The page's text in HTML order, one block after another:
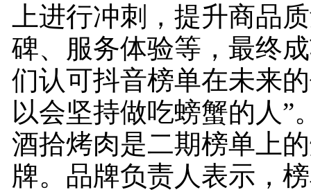
上进行冲刺，提升商品
碑、服务体验等，最终
们认可抖音榜单在未来
以会坚持做吃螃蟹的人”
酒拾烤肉是二期榜单上
牌。品牌负责人表示，